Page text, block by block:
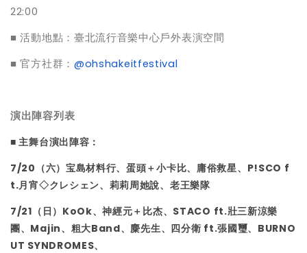
22:00
■ 活動地點：臺北流行音樂中心戶外表演空間
■ 官方社群： @ohshakeitfestival
演出陣容列表
■ 主舞台演出陣容：
7/20（六）宝島材料行、蛋頭＋小卡比、庸俗救星、P!SCO f
t.月宵◇クレシェン、莉莉周她說、老王樂隊
7/21（日）KoOk、神經元＋比杰、STACO ft.壯三新涼樂
團、Majin、粗大Band、麋先生、四分衛 ft.張國璽、BURNO
UT SYNDROMES、